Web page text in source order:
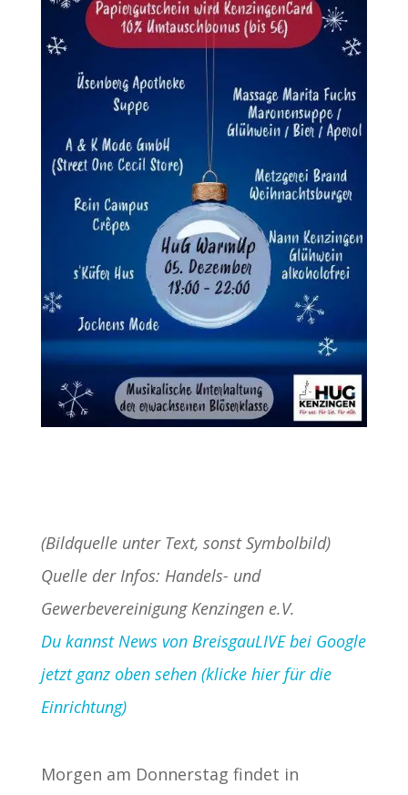
(Bildquelle unter Text, sonst Symbolbild)
Quelle der Infos: Handels- und
Gewerbevereinigung Kenzingen e.V.
Du kannst News von BreisgauLIVE bei Google
jetzt ganz oben sehen (klicke hier für die
Einrichtung)
Morgen am Donnerstag findet in